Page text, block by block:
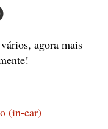
agora mais